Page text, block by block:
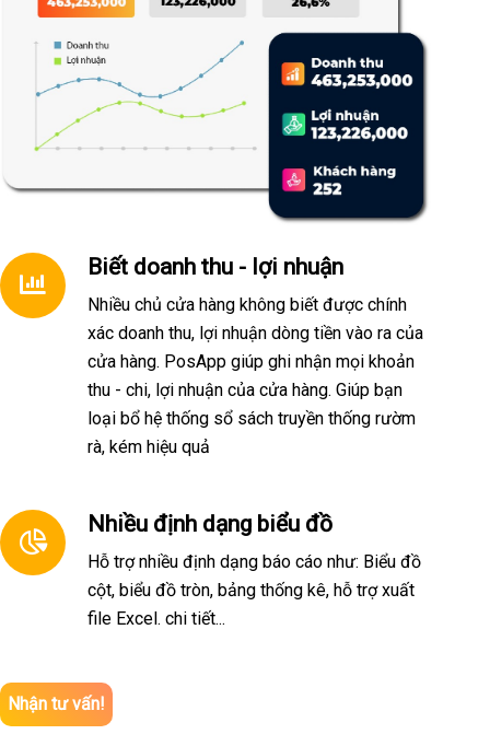
Biết doanh thu - lợi nhuận
Nhiều chủ cửa hàng không biết được chính
xác doanh thu, lợi nhuận dòng tiền vào ra của
cửa hàng. PosApp giúp ghi nhận mọi khoản
thu - chi, lợi nhuận của cửa hàng. Giúp bạn
loại bổ hệ thống sổ sách truyền thống rườm
rà, kém hiệu quả
Nhiều định dạng biểu đồ
Hỗ trợ nhiều định dạng báo cáo như: Biểu đồ
cột, biểu đồ tròn, bảng thống kê, hỗ trợ xuất
file Excel. chi tiết...
Nhận tư vấn!